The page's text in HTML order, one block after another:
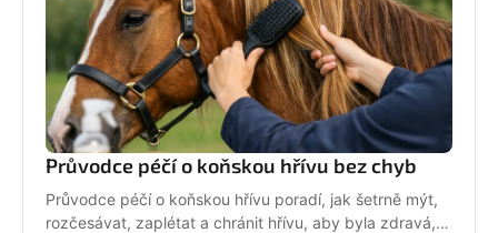
Průvodce péčí o koňskou hřívu bez chyb
Průvodce péčí o koňskou hřívu poradí, jak šetrně mýt,
rozčesávat, zaplétat a chránit hřívu, aby byla zdravá,